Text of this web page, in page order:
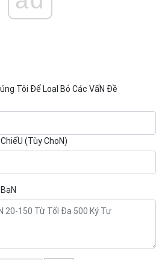
Tôi Để LoạI Bỏ Các VấN Đề
(Tùy ChọN)